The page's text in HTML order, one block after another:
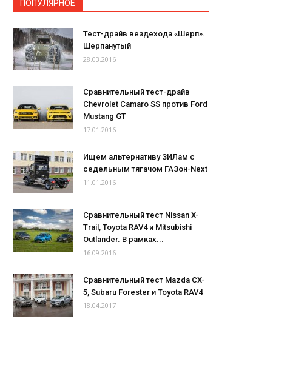
ПОПУЛЯРНОЕ
Тест-драйв вездехода «Шерп».
Шерпанутый
28.03.2016
Сравнительный тест-драйв
Chevrolet Camaro SS против Ford
Mustang GT
17.01.2016
Ищем альтернативу ЗИЛам с
седельным тягачом ГАЗон-Next
11.01.2016
Сравнительный тест Nissan X-
Trail, Toyota RAV4 и Mitsubishi
Outlander. В рамках...
16.09.2016
Сравнительный тест Mazda CX-
5, Subaru Forester и Toyota RAV4
18.04.2017